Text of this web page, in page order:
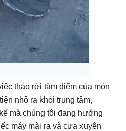
tháo rời tâm điểm của món
nhô ra khỏi trung tâm,
mà chúng tôi đang hướng
máy mài ra và cưa xuyên